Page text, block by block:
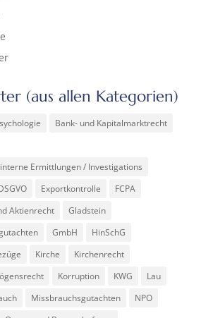
(aus allen Kategorien)
Bank- und Kapitalmarktrecht
Ermittlungen / Investigations
Exportkontrolle
FCPA
Aktienrecht
Gladstein
GmbH
HinSchG
Kirche
Kirchenrecht
Korruption KWG
Lau
Missbrauchsgutachten
NPO